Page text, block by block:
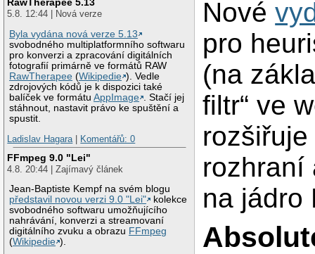
5.8. 12:44 | Nová verze
Byla vydána nová verze 5.13
svobodného multiplatformního softwaru
pro konverzi a zpracování digitálních
fotografií primárně ve formátů RAW
RawTherapee (Wikipedie ). Vedle
zdrojových kódů je k dispozici také
balíček ve formátuAppImage
. Stačí jej
stáhnout, nastavit právo ke spuštění a
spustit.
Ladislav Hagara| Komentářů: 0
FFmpeg 9.0 "Lei"
4.8. 20:44 | Zajímavý článek
Jean-Baptiste Kempf na svém blogu
představil novou verzi 9.0 "Lei"
kolekce
svobodného softwaru umožňujícího
nahrávání, konverzi a streamovaní
digitálního zvuku a obrazu FFmpeg
(Wikipedie ).
Nové
pro
(na
filtr“ ve
rozhraní
na jádro